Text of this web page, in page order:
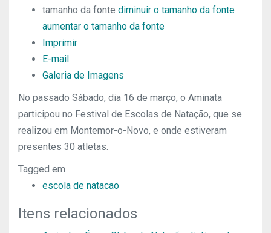
tamanho da fonte diminuir o tamanho da fonte
aumentar o tamanho da fonte
Imprimir
E-mail
Galeria de Imagens
No passado Sábado, dia 16 de março, o Aminata
participou no Festival de Escolas de Natação, que se
realizou em Montemor-o-Novo, e onde estiveram
presentes 30 atletas.
Tagged em
escola de natacao
Itens relacionados